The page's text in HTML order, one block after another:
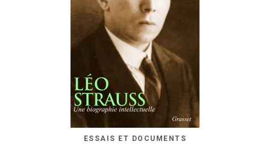
ESSAIS ET DOCUMENTS